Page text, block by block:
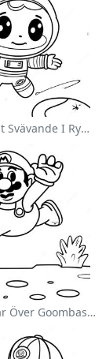
Söt Astronaut Svävande I Rymden Målarbild
Mario Hoppar Över Goombas Målarbild